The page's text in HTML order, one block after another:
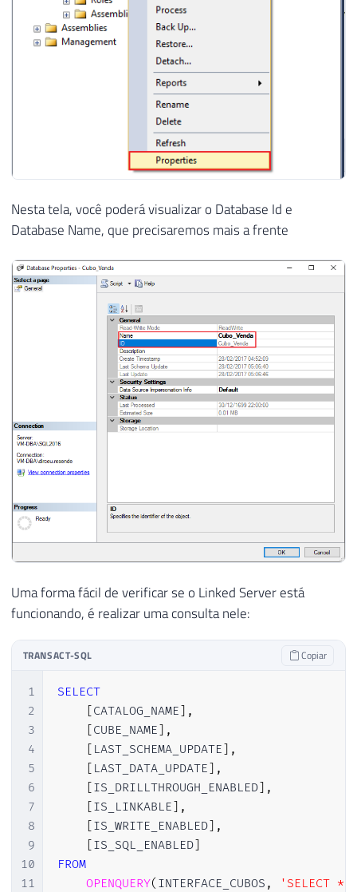
Nesta tela, você poderá visualizar o Database Id e
Database Name, que precisaremos mais a frente
Uma forma fácil de verificar se o Linked Server está
funcionando, é realizar uma consulta nele:
TRANSACT-SQL Copiar
1
2
3
4
5
6
7
8
9
10
11
SELECT
[CATALOG_NAME] ,
[CUBE_NAME] ,
[ LAST_SCHEMA_UPDATE] ,
[ LAST_DATA_UPDATE] ,
[IS_DRILLTHROUGH_ENABLED] ,
[IS_LINKABLE] ,
[IS_WRITE_ENABLED] ,
[IS_SQL_ENABLED]
FROM
OPENQUERY( INTERFACE_CUBOS , 'SELECT *